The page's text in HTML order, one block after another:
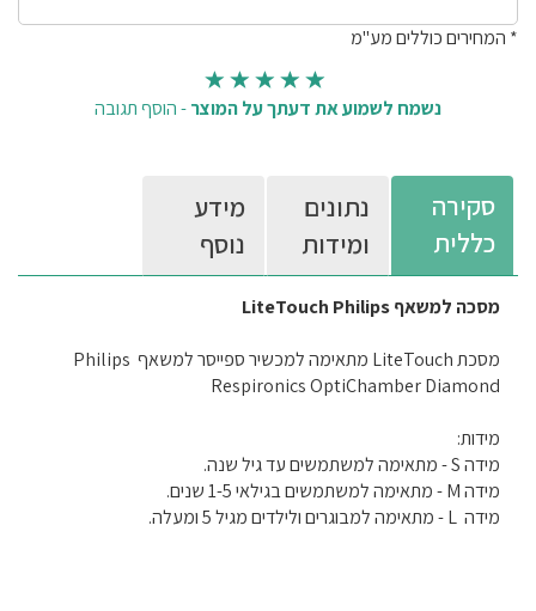
* המחירים כוללים מע"מ
נשמח לשמוע את דעתך על המוצר-הוסף תגובה
סקירה
כללית
נתונים
ומידות
מידע
נוסף
מסכה למשאף LiteTouch Philips
מסכת LiteTouch מתאימה למכשיר ספייסר למשאף Philips
Respironics OptiChamber Diamond
מידות:
מידה S - מתאימה למשתמשים עד גיל שנה.
מידה M - מתאימה למשתמשים בגילאי 1-5 שנים.
מידה L - מתאימה למבוגרים ולילדים מגיל 5 ומעלה.